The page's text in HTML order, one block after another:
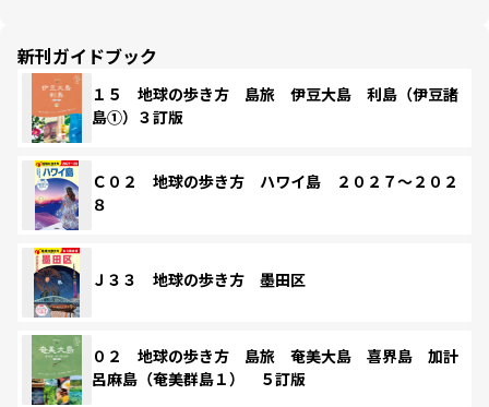
新刊ガイドブック
１５ 地球の歩き方 島旅 伊豆大島 利島（伊豆諸
島①）３訂版
Ｃ０２ 地球の歩き方 ハワイ島 ２０２７～２０２
８
Ｊ３３ 地球の歩き方 墨田区
０２ 地球の歩き方 島旅 奄美大島 喜界島 加計
呂麻島（奄美群島１） ５訂版